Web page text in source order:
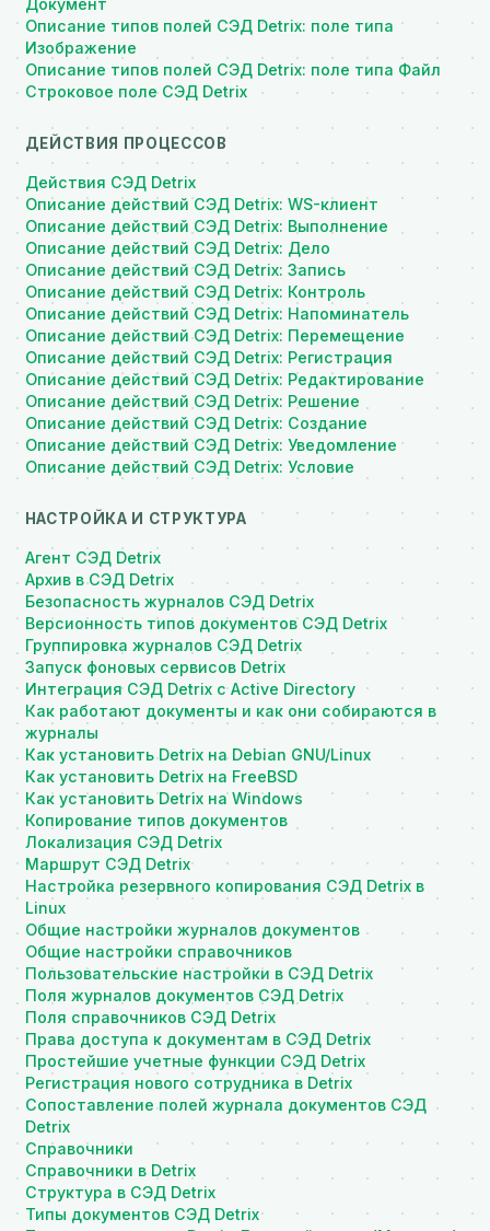
Документ
Описание типов полей СЭД Detrix: поле типа
Изображение
Описание типов полей СЭД Detrix: поле типа Файл
Строковое поле СЭД Detrix
ДЕЙСТВИЯ ПРОЦЕССОВ
Действия СЭД Detrix
Описание действий СЭД Detrix: WS-клиент
Описание действий СЭД Detrix: Выполнение
Описание действий СЭД Detrix: Дело
Описание действий СЭД Detrix: Запись
Описание действий СЭД Detrix: Контроль
Описание действий СЭД Detrix: Напоминатель
Описание действий СЭД Detrix: Перемещение
Описание действий СЭД Detrix: Регистрация
Описание действий СЭД Detrix: Редактирование
Описание действий СЭД Detrix: Решение
Описание действий СЭД Detrix: Создание
Описание действий СЭД Detrix: Уведомление
Описание действий СЭД Detrix: Условие
НАСТРОЙКА И СТРУКТУРА
Агент СЭД Detrix
Архив в СЭД Detrix
Безопасность журналов СЭД Detrix
Версионность типов документов СЭД Detrix
Группировка журналов СЭД Detrix
Запуск фоновых сервисов Detrix
Интеграция СЭД Detrix с Active Directory
Как работают документы и как они собираются в
журналы
Как установить Detrix на Debian GNU/Linux
Как установить Detrix на FreeBSD
Как установить Detrix на Windows
Копирование типов документов
Локализация СЭД Detrix
Маршрут СЭД Detrix
Настройка резервного копирования СЭД Detrix в
Linux
Общие настройки журналов документов
Общие настройки справочников
Пользовательские настройки в СЭД Detrix
Поля журналов документов СЭД Detrix
Поля справочников СЭД Detrix
Права доступа к документам в СЭД Detrix
Простейшие учетные функции СЭД Detrix
Регистрация нового сотрудника в Detrix
Сопоставление полей журнала документов СЭД
Detrix
Справочники
Справочники в Detrix
Структура в СЭД Detrix
Типы документов СЭД Detrix